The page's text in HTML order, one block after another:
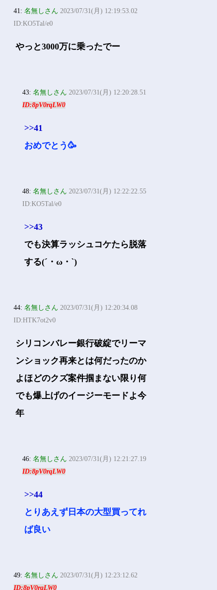
41:名無しさん 2023/07/31(月) 12:19:53.02
ID:KO5Tal/e0
やっと3000万に乗ったでー
43:名無しさん 2023/07/31(月) 12:20:28.51
ID:8pV0rqLW0
>>41
おめでとう🥳
48:名無しさん 2023/07/31(月) 12:22:22.55
ID:KO5Tal/e0
>>43
でも決算ラッシュコケたら脱落
する(´・ω・`)
44:名無しさん 2023/07/31(月) 12:20:34.08
ID:HTK7ot2v0
シリコンバレー銀行破綻でリーマ
ンショック再来とは何だったのか
よほどのクズ案件掴まない限り何
でも爆上げのイージーモードよ今
年
46:名無しさん 2023/07/31(月) 12:21:27.19
ID:8pV0rqLW0
>>44
とりあえず日本の大型買ってれ
ば良い
49:名無しさん 2023/07/31(月) 12:23:12.62
ID:8pV0rqLW0